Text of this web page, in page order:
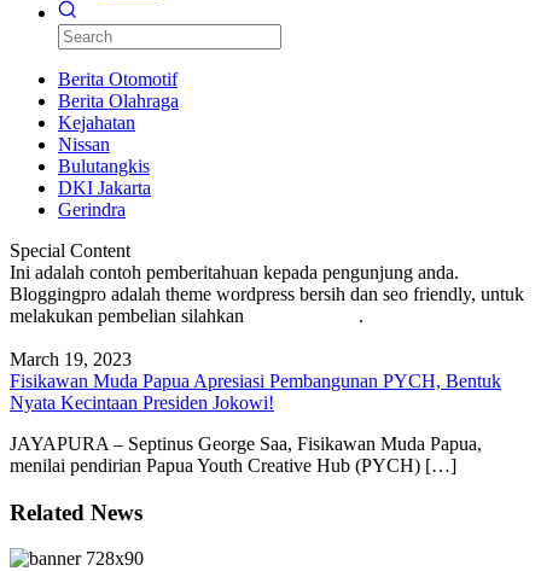
Berita Otomotif
Berita Olahraga
Kejahatan
Nissan
Bulutangkis
DKI Jakarta
Gerindra
Special Content
Ini adalah contoh pemberitahuan kepada pengunjung anda.
Bloggingpro adalah theme wordpress bersih dan seo friendly, untuk
melakukan pembelian silahkan
.
March 19, 2023
Fisikawan Muda Papua Apresiasi Pembangunan PYCH, Bentuk
Nyata Kecintaan Presiden Jokowi!
JAYAPURA – Septinus George Saa, Fisikawan Muda Papua,
menilai pendirian Papua Youth Creative Hub (PYCH) […]
Related News